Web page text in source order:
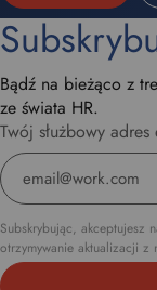
Bądź na bieżąco z
ze świata HR.
Twój służbowy adres
Subskrybując, akceptujesz
otrzymywanie aktualizacji z